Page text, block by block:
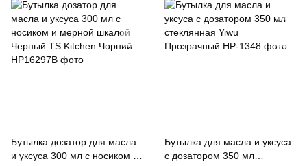
Бутылка дозатор для масла
и уксуса 300 мл с носиком и
Бутылка для масла и уксуса
с дозатором 350 мл